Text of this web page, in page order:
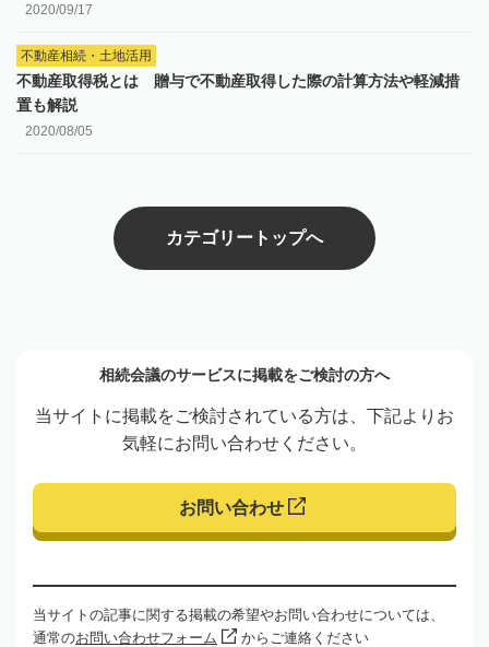
2020/09/17
不動産相続・土地活用
不動産取得税とは 贈与で不動産取得した際の計算方法や軽減措
置も解説
2020/08/05
カテゴリートップへ
相続会議のサービスに掲載をご検討の方へ
当サイトに掲載をご検討されている方は、下記よりお
気軽にお問い合わせください。
お問い合わせ
当サイトの記事に関する掲載の希望やお問い合わせについては、
通常のお問い合わせフォーム からご連絡ください